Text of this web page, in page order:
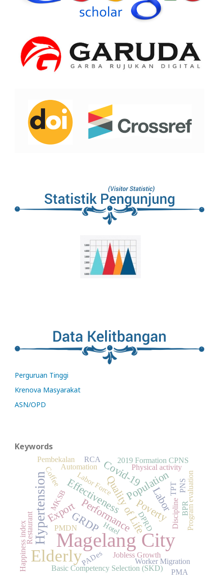
Perguruan Tinggi
Krenova Masyarakat
ASN/OPD
Keywords
Magelang City
Elderly
Hypertension Effectiveness
Performance
Quality of Life
GRDP
Population
Export Poverty
Labor
Covid-19
Discipline
Labor Force TPT
Basic Competency Selection (SKD)
Jobless Growth
Automation
Worker Migration
2019 Formation CPNS
MKSB Program evaluation
PADes
DPRD
Restaurant PMDN
PMA
BPR
Physical activity
Coffee
RCA
Hotel
Happiness index
Pembekalan
PNS